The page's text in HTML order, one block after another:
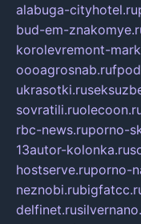
alabuga-cityhotel.ru
bud-em-
korolevremont-
oooagrosnab.ru
ukrasotki.ru
sovratili.ru
rbc-news.ruporno-
13autor-kolonka.ru
hostserve.ruporno-
neznobi.ru
delfinet.ru